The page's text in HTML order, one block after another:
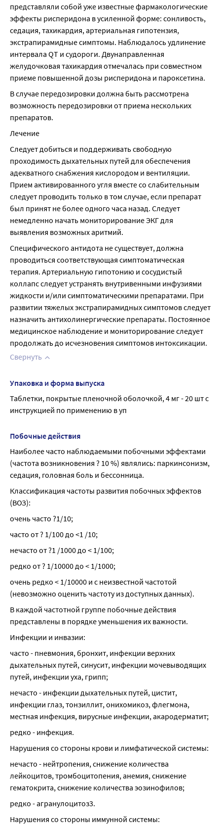
представляли собой уже известные фармакологические
эффекты рисперидона в усиленной форме: сонливость,
седация, тахикардия, артериальная гипотензия,
экстрапирамидные симптомы. Наблюдалось удлинение
интервала QT и судороги. Двунаправленная
желудочковая тахикардия отмечалась при совместном
приеме повышенной дозы рисперидона и пароксетина.
В случае передозировки должна быть рассмотрена
возможность передозировки от приема нескольких
препаратов.
Лечение
Следует добиться и поддерживать свободную
проходимость дыхательных путей для обеспечения
адекватного снабжения кислородом и вентиляции.
Прием активированного угля вместе со слабительным
следует проводить только в том случае, если препарат
был принят не более одного часа назад. Следует
немедленно начать мониторирование ЭКГ для
выявления возможных аритмий.
Специфического антидота не существует, должна
проводиться соответствующая симптоматическая
терапия. Артериальную гипотонию и сосудистый
коллапс следует устранять внутривенными инфузиями
жидкости и/или симптоматическими препаратами. При
развитии тяжелых экстрапирамидных симптомов следует
назначить антихолинергические препараты. Постоянное
медицинское наблюдение и мониторирование следует
продолжать до исчезновения симптомов интоксикации.
Свернуть
Упаковка и форма выпуска
Таблетки, покрытые пленочной оболочкой, 4 мг - 20 шт с
инструкцией по применению в уп
Побочные действия
Наиболее часто наблюдаемыми побочными эффектами
(частота возникновения ? 10 %) являлись: паркинсонизм,
седация, головная боль и бессонница.
Классификация частоты развития побочных эффектов
(ВОЗ):
очень часто ?1/10;
часто от ? 1/100 до <1 /10;
нечасто от ?1 /1000 до < 1/100;
редко от ? 1/10000 до < 1/1000;
очень редко < 1/10000 и с неизвестной частотой
(невозможно оценить частоту из доступных данных).
В каждой частотной группе побочные действия
представлены в порядке уменьшения их важности.
Инфекции и инвазии:
часто - пневмония, бронхит, инфекции верхних
дыхательных путей, синусит, инфекции мочевыводящих
путей, инфекции уха, грипп;
нечасто - инфекции дыхательных путей, цистит,
инфекции глаз, тонзиллит, онихомикоз, флегмона,
местная инфекция, вирусные инфекции, акародерматит;
редко - инфекция.
Нарушения со стороны крови и лимфатической системы:
нечасто - нейтропения, снижение количества
лейкоцитов, тромбоцитопения, анемия, снижение
гематокрита, снижение количества эозинофилов;
редко - агранулоцитоз3.
Нарушения со стороны иммунной системы: